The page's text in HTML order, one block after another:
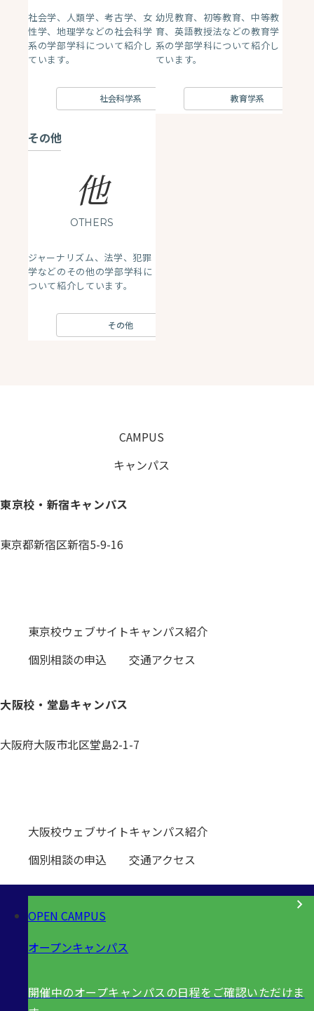
社会学、人類学、考古学、女
性学、地理学などの社会科学
系の学部学科について紹介し
ています。
社会科学系
幼児教育、初等教育、中等教
育、英語教授法などの教育学
系の学部学科について紹介し
ています。
教育学系
その他
他
OTHERS
ジャーナリズム、法学、犯罪
学などのその他の学部学科に
ついて紹介しています。
その他
CAMPUS
キャンパス
東京校・新宿キャンパス
東京都新宿区新宿5-9-16
東京校ウェブサイトキャンパス紹介
個別相談の申込
交通アクセス
大阪校・堂島キャンパス
大阪府大阪市北区堂島2-1-7
大阪校ウェブサイトキャンパス紹介
個別相談の申込
交通アクセス
OPEN CAMPUS
オープンキャンパス
開催中のオープキャンパスの日程をご確認いただけま